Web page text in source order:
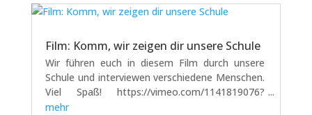
Film: Komm, wir zeigen dir unsere Schule
Wir führen euch in diesem Film durch unsere
Schule und interviewen verschiedene Menschen.
Viel Spaß! https://vimeo.com/1141819076?
share=copy&fl=sv&fe=ci
mehr